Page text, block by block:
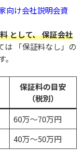
向け会社説明会資
として、 保証会社
は 「保証料なし」の
保証料の目安
（税別）
60万～70万円
40万～50万円